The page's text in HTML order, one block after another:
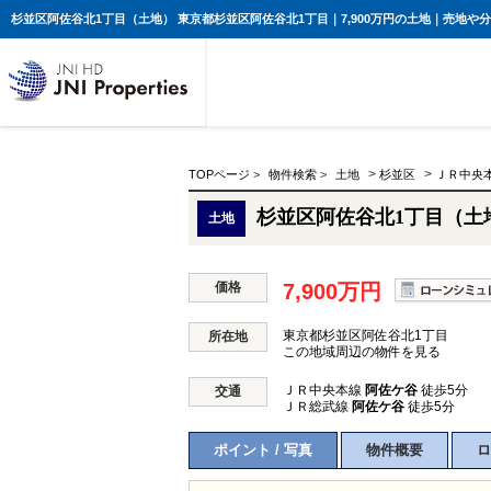
TOPページ > 物件検索 > 土地 > 杉並区 > ＪＲ中央
土地 杉並区阿佐谷北1丁目（土
価格 7,900万円
所在地
東京都杉並区阿佐谷北1丁目
この地域周辺の物件を見る
交通 ＪＲ中央本線 阿佐ケ谷 徒歩5分
ＪＲ総武線 阿佐ケ谷 徒歩5分
ポイント / 写真 物件概要